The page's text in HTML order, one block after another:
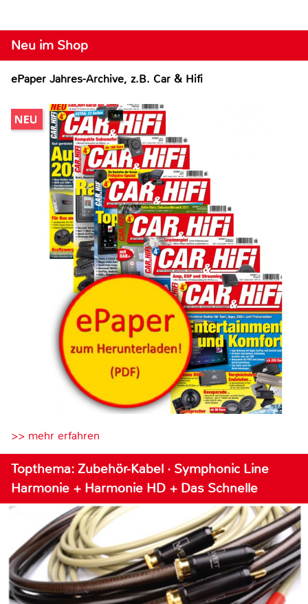
Neu im Shop
ePaper Jahres-Archive, z.B. Car & Hifi
>> mehr erfahren
Topthema: Zubehör-Kabel · Symphonic Line
Harmonie + Harmonie HD + Das Schnelle